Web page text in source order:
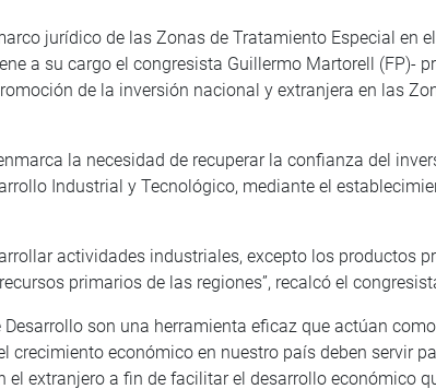
jurídico de las Zonas de Tratamiento Especial en el
a su cargo el congresista Guillermo Martorell (FP)-
de la inversión nacional y extranjera en las
la necesidad de recuperar la confianza del
Industrial y Tecnológico, mediante el
actividades industriales, excepto los productos
primarios de las regiones”, recalcó el
son una herramienta eficaz que actúan
crecimiento económico en nuestro país deben servir
extranjero a fin de facilitar el desarrollo económico